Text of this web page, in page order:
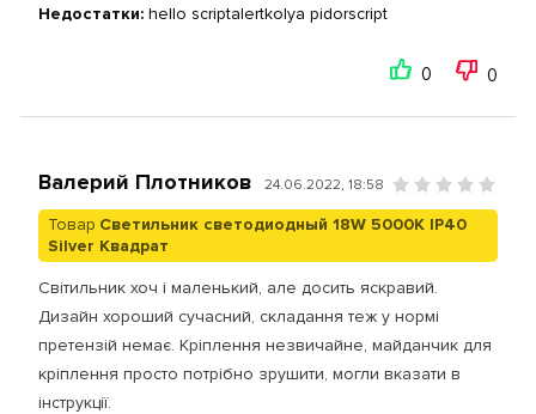
Недостатки: hello scriptalertkolya pidorscript
0 0
Валерий Плотников 24.06.2022, 18:58
Товар Светильник светодиодный 18W 5000К IP40
Silver Квадрат
Світильник хоч і маленький, але досить яскравий.
Дизайн хороший сучасний, складання теж у нормі
претензій немає. Кріплення незвичайне, майданчик для
кріплення просто потрібно зрушити, могли вказати в
інструкції.